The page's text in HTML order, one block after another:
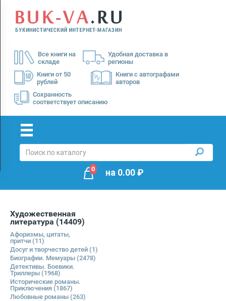
Все книги на
складе
Удобная доставка в
регионы
Книги от 50
рублей
Книги с автографами
авторов
Сохранность
соответствует описанию
Menu
Доставка
Оплата
0 на 0.00₽
Художественная
литература (14409)
Афоризмы, цитаты,
притчи (11)
Досуг и творчество детей (1)
Биографии. Мемуары (2478)
Детективы. Боевики.
Триллеры (1968)
Исторические романы.
Приключения (1867)
Любовные романы (263)